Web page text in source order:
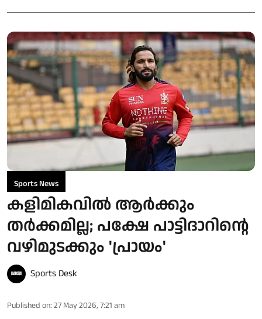
Sports News
കളിമികവിൽ ആർക്കും
തർക്കമില്ല; പക്ഷേ പാട്ടിദാറിന്റെ
വഴിമുടക്കും 'പ്രായം'
Sports Desk
Published on: 27 May 2026, 7:21 am